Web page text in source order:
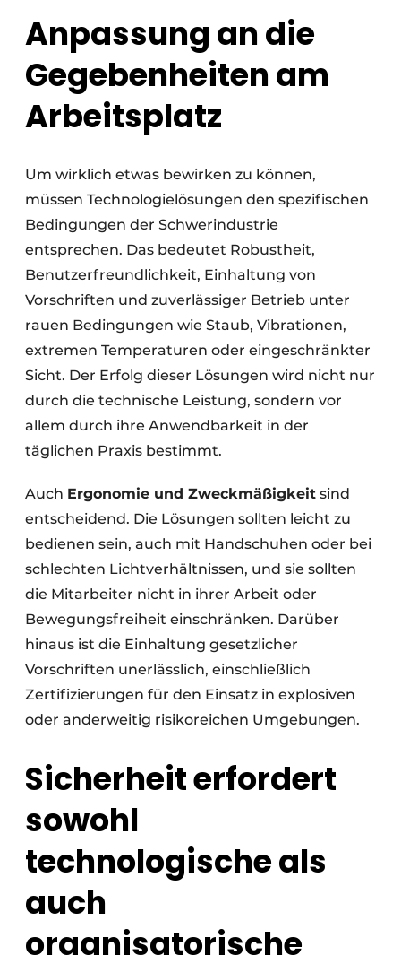
Anpassung an die
Gegebenheiten am
Arbeitsplatz
Um wirklich etwas bewirken zu können,
müssen Technologielösungen den spezifischen
Bedingungen der Schwerindustrie
entsprechen. Das bedeutet Robustheit,
Benutzerfreundlichkeit, Einhaltung von
Vorschriften und zuverlässiger Betrieb unter
rauen Bedingungen wie Staub, Vibrationen,
extremen Temperaturen oder eingeschränkter
Sicht. Der Erfolg dieser Lösungen wird nicht nur
durch die technische Leistung, sondern vor
allem durch ihre Anwendbarkeit in der
täglichen Praxis bestimmt.
Auch Ergonomie und Zweckmäßigkeit sind
entscheidend. Die Lösungen sollten leicht zu
bedienen sein, auch mit Handschuhen oder bei
schlechten Lichtverhältnissen, und sie sollten
die Mitarbeiter nicht in ihrer Arbeit oder
Bewegungsfreiheit einschränken. Darüber
hinaus ist die Einhaltung gesetzlicher
Vorschriften unerlässlich, einschließlich
Zertifizierungen für den Einsatz in explosiven
oder anderweitig risikoreichen Umgebungen.
Sicherheit erfordert
sowohl
technologische als
auch
organisatorische